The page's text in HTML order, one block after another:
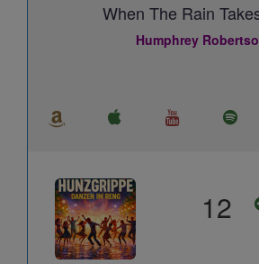
When The Rain
Humphrey
12